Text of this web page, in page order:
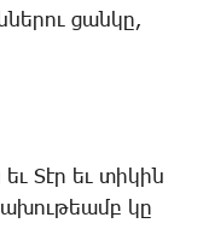
ցան­կը,
եւ ­Տէր եւ տի­կին
կը